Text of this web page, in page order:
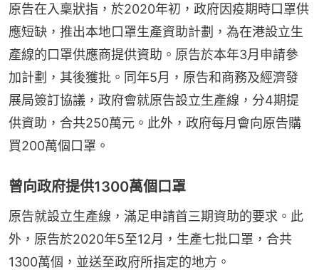
原告在入稟狀指，於2020年初，政府因疫期時口罩供
應短缺，推出本地口罩生產資助計劃，為在港設立生
產線的口罩供應商提供資助。原告於本年3月申請參
加計劃，其後獲批。同年5月，原告和商務及經濟發
展局簽訂協議，政府會就原告設立生產線，分4期提
供資助，合共250萬元。此外，政府每月會向原告購
買200萬個口罩。
曾向政府提供1300萬個口罩
原告就設立生產線，滿足申請首三期資助的要求。此
外，原告於2020年5至12月，生產七批口罩，合共
1300萬個，並送至政府所指定的地方。